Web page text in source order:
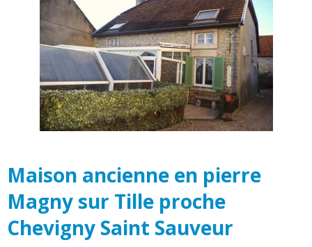
Maison ancienne en pierre
Magny sur Tille proche
Chevigny Saint Sauveur